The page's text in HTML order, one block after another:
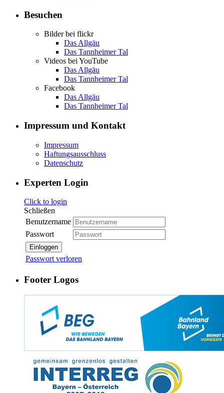
Besuchen
Bilder bei flickr
Das Allgäu
Das Tannheimer Tal
Videos bei YouTube
Das Allgäu
Das Tannheimer Tal
Facebook
Das Allgäu
Das Tannheimer Tal
Impressum und Kontakt
Impressum
Haftungsausschluss
Datenschutz
Experten Login
Click to login
Schließen
Benutzername
Passwort
Einloggen
Passwort verloren
Footer Logos